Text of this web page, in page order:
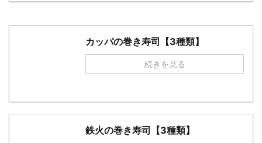
カッパの巻き寿司【3種類】
続きを見る
鉄火の巻き寿司【3種類】